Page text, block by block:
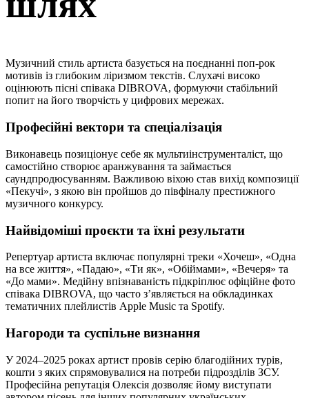
Музичний стиль артиста базується на поєднанні поп-рок
мотивів із глибоким ліризмом текстів. Слухачі високо
оцінюють пісні співака DIBROVA, формуючи стабільний
попит на його творчість у цифрових мережах.
Професійні вектори та спеціалізація
Виконавець позиціонує себе як мультиінструменталіст, що
самостійно створює аранжування та займається
саундпродюсуванням. Важливою віхою став вихід композиції
«Пекучі», з якою він пройшов до півфіналу престижного
музичного конкурсу.
Найвідоміші проєкти та їхні результати
Репертуар артиста включає популярні треки «Хочеш», «Одна
на все життя», «Падаю», «Ти як», «Обіймами», «Вечеря» та
«До мами». Медійну впізнаваність підкріплює офіційне фото
співака DIBROVA, що часто з’являється на обкладинках
тематичних плейлистів Apple Music та Spotify.
Нагороди та суспільне визнання
У 2024–2025 роках артист провів серію благодійних турів,
кошти з яких спрямовувалися на потреби підрозділів ЗСУ.
Професійна репутація Олексія дозволяє йому виступати